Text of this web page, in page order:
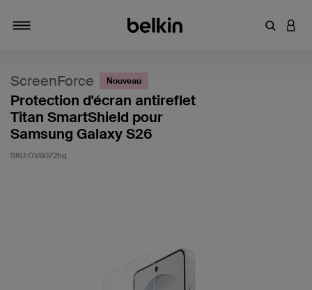
Saisir
ScreenForce Nouveau
Protection d'écran antireflet
Titan SmartShield pour
Samsung Galaxy S26
SKU:OVB072hq